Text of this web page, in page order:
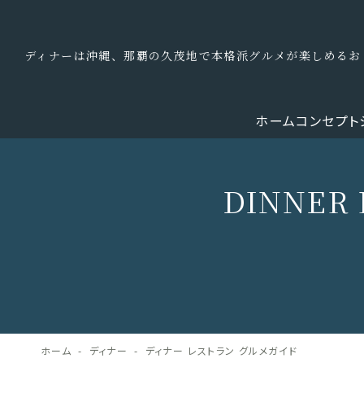
ディナーは沖縄、那覇の久茂地で本格派グルメが楽しめる
ホームコンセプト
DINNER
ホーム ディナー ディナー レストラン グルメガイド